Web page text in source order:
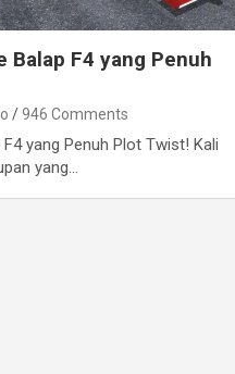
Balap F4 yang Penuh
946 Comments
yang Penuh Plot Twist! Kali
yang…